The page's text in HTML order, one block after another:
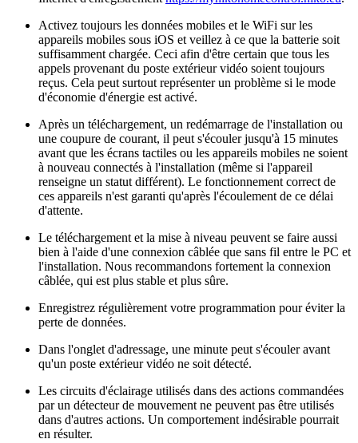
Activez toujours les données mobiles et le WiFi sur les
appareils mobiles sous iOS et veillez à ce que la batterie soit
suffisamment chargée. Ceci afin d'être certain que tous les
appels provenant du poste extérieur vidéo soient toujours
reçus. Cela peut surtout représenter un problème si le mode
d'économie d'énergie est activé.
Après un téléchargement, un redémarrage de l'installation ou
une coupure de courant, il peut s'écouler jusqu'à 15 minutes
avant que les écrans tactiles ou les appareils mobiles ne soient
à nouveau connectés à l'installation (même si l'appareil
renseigne un statut différent). Le fonctionnement correct de
ces appareils n'est garanti qu'après l'écoulement de ce délai
d'attente.
Le téléchargement et la mise à niveau peuvent se faire aussi
bien à l'aide d'une connexion câblée que sans fil entre le PC et
l'installation. Nous recommandons fortement la connexion
câblée, qui est plus stable et plus sûre.
Enregistrez régulièrement votre programmation pour éviter la
perte de données.
Dans l'onglet d'adressage, une minute peut s'écouler avant
qu'un poste extérieur vidéo ne soit détecté.
Les circuits d'éclairage utilisés dans des actions commandées
par un détecteur de mouvement ne peuvent pas être utilisés
dans d'autres actions. Un comportement indésirable pourrait
en résulter.